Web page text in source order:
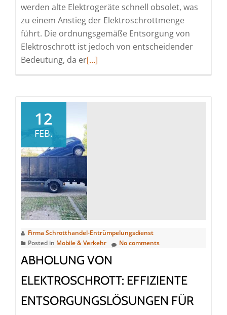
werden alte Elektrogeräte schnell obsolet, was
zu einem Anstieg der Elektroschrottmenge
führt. Die ordnungsgemäße Entsorgung von
Elektroschrott ist jedoch von entscheidender
Bedeutung, da erRead
von
Schrott
und
beim
Schrotthändler
[…]
12
FEB.
Firma Schrotthandel-Entrümpelungsdienst
Posted in Mobile & Verkehr No comments
ABHOLUNG VON
ELEKTROSCHROTT: EFFIZIENTE
ENTSORGUNGSLÖSUNGEN FÜR